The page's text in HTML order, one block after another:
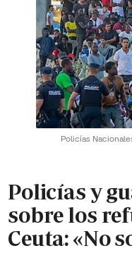
Policías
Policías y
sobre los
Ceuta: «No